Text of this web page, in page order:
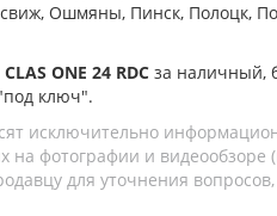
Ошмяны, Пинск, Полоцк,
ONE 24 RDC за наличный,
ключ".
исключительно
фотографии и видеообзоре
для уточнения